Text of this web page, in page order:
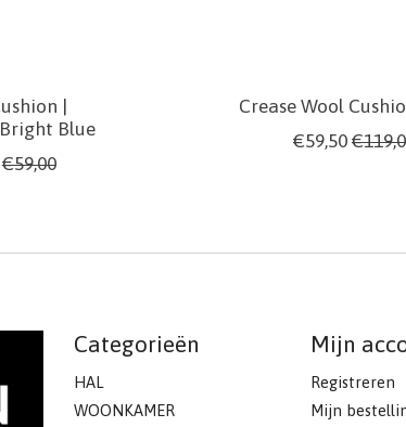
|
Blue
€59,00
Crease Wool
€59,50
Categorieën
HAL
WOONKAMER
Mijn
Registreren
Mijn